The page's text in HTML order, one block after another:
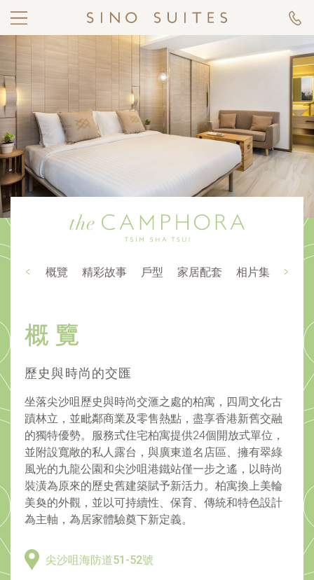
概覽 精彩故事 戶型 家居配套 相片集 交通
歷史與時尚的交匯
坐落尖沙咀歷史與時尚交滙之處的柏寓，四周文化古
蹟林立，並毗鄰商業及零售熱點，盡享香港新舊交融
的獨特優勢。服務式住宅柏寓提供24個開放式單位，
並附設寬敞的私人露台，與廣東道名店區、擁有翠綠
風光的九龍公園和尖沙咀港鐵站僅一步之遙，以時尚
裝潢為原來的歷史舊建築賦予新活力。柏寓換上美輪
美奐的外觀，並以可持續性、保育、傳統和特色設計
為主軸，為居家體驗奠下新定義。
尖沙咀海防道51-52號